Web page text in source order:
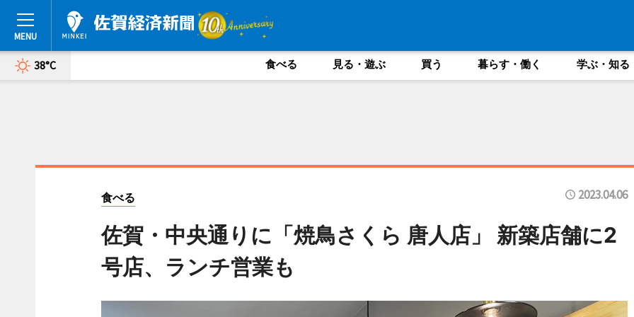
38°C 食べる 見る・遊ぶ 買う 暮らす・働く 学ぶ・知る
食べる 2023.04.06
佐賀・中央通りに「焼鳥さくら 唐人店」 新築店舗に2
号店、ランチ営業も